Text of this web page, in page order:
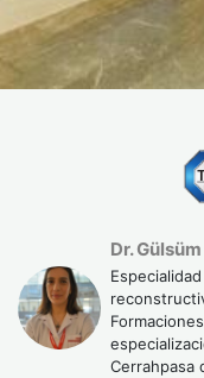
Tiempo de
recuperación
¿Se pueden
combinar?
Dr.
Cerrahpasa